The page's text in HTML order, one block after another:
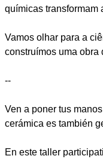
químicas transformam
Vamos olhar para a
construímos uma obra
--
Ven a poner tus
cerámica es también
En este taller